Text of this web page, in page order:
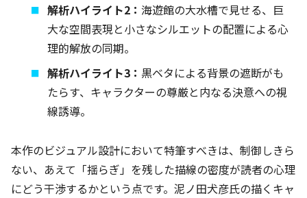
解析ハイライト2：海遊館の大水槽で見せる、巨
大な空間表現と小さなシルエットの配置による心
理的解放の同期。
解析ハイライト3： 黒ベタによる背景の遮断がも
たらす、キャラクターの尊厳と内なる決意への視
線誘導。
本作のビジュアル設計において特筆すべきは、制御しきら
ない、あえて「揺らぎ」を残した描線の密度が読者の心理
にどう干渉するかという点です。泥ノ田犬彦氏の描くキャ